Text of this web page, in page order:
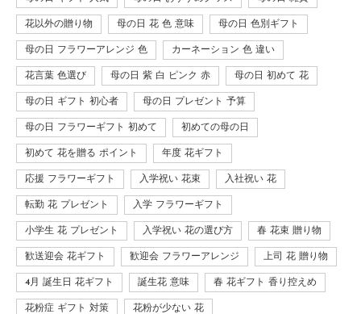
花以外の贈り物 母の日 花 色 意味 母の日 色別ギフト
母の日 フラワーアレンジ 色 カーネーション 色 違い
花言葉 色選び 母の日 紫 白 ピンク 赤 母の日 初めて 花
母の日 ギフト 初心者 母の日 プレゼント 予算
母の日 フラワーギフト 初めて 初めての母の日
初めて 花を贈る ポイント 年度 花ギフト
応援 フラワーギフト 入学祝い 花束 入社祝い 花
転勤 花 プレゼント 入学 フラワーギフト
小学生 花 プレゼント 入学祝い 花の選び方 春 花束 贈り物
歓送迎会 花ギフト 歓迎会 フラワーアレンジ 上司 花 贈り物
4月 誕生日 花ギフト 誕生花 意味 春 花ギフト 香り控えめ
花粉症 ギフト 対策 花粉が少ない 花